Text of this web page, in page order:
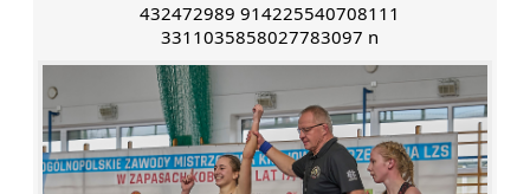
432472989 914225540708111
3311035858027783097 n